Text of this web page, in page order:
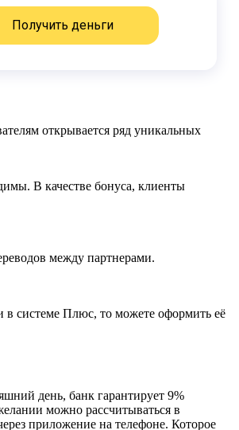
Получить деньги
открывается ряд уникальных
В качестве бонуса, клиенты
между партнерами.
в системе Плюс, то можете оформить её
день, банк гарантирует 9%
можно рассчитываться в
приложение на телефоне. Которое